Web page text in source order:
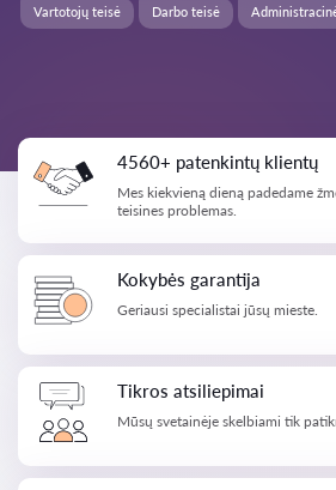
Vartotojų teisė Darbo teisė
4560+ patenkintų klientų
Mes kiekvieną dieną padedame
teisines problemas.
Kokybės garantija
Geriausi specialistai jūsų mieste.
Tikros atsiliepimai
Mūsų svetainėje skelbiami tik